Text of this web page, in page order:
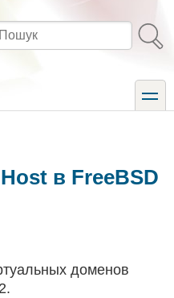
toggle
в FreeBSD
доменов